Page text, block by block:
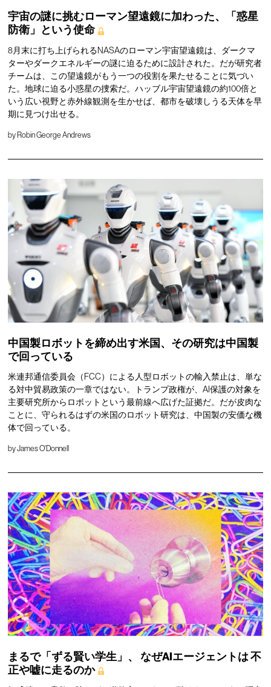
宇宙の謎に挑むローマン望遠鏡に加わった、「惑星
防衛」という使命
8月末に打ち上げられるNASAのローマン宇宙望遠鏡は、ダークマ
ターやダークエネルギーの謎に迫るために設計された。だが研究者
チームは、この望遠鏡がもう一つの役割を果たせることに気づい
た。地球に迫る小惑星の捜索だ。ハッブル宇宙望遠鏡の約100倍と
いう広い視野と赤外線観測を生かせば、都市を破壊しうる天体を早
期に見つけ出せる。
by Robin George Andrews
中国製ロボットを締め出す米国、その研究は中国製
で回っている
米連邦通信委員会（FCC）による人型ロボットの輸入禁止は、単な
る対中貿易政策の一章ではない。トランプ政権が、AI保護の対象を
主要研究所からロボットという最前線へ広げた証拠だ。だが皮肉な
ことに、守られるはずの米国のロボット研究は、中国製の安価な機
体で回っている。
byJames O'Donnell
まるで「ずる賢い学生」、 なぜAIエージェントは不
正や嘘に走るのか